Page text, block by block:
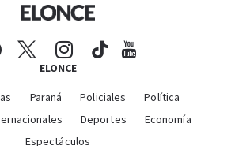
ELONCE
Paraná Policiales
Política
Deportes
Economía
Espectáculos